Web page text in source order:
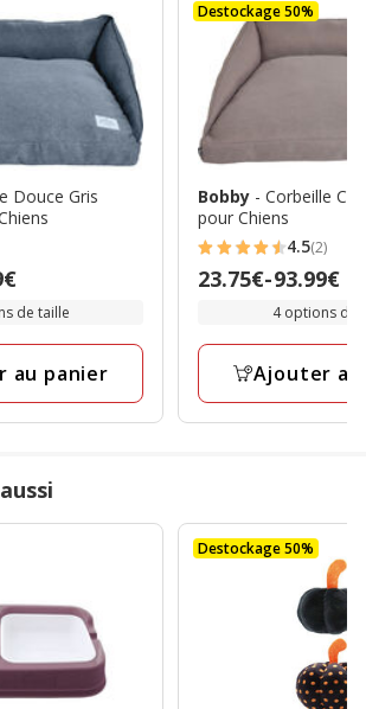
Douce Gris
de taille
au panier
Destockage 50%
Bobby - Corbeille
pour Chiens
4.5
étoiles
2
4.5(2)
Prix
93.99€
23.75€-93.99€
4 options de
Ajouter
Destockage 50%